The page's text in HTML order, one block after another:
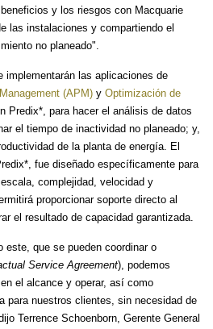
y los riesgos con Macquarie
las instalaciones y compartiendo el
no planeado".
implementarán las aplicaciones de
(APM) y Optimización de
Predix*, para hacer el análisis de datos
el tiempo de inactividad no planeado; y,
de la planta de energía. El
fue diseñado específicamente para
complejidad, velocidad y
proporcionar soporte directo al
el resultado de capacidad garantizada.
este, que se pueden coordinar o
Service Agreement), podemos
el alcance y operar, así como
para nuestros clientes, sin necesidad de
Terrence Schoenborn, Gerente General